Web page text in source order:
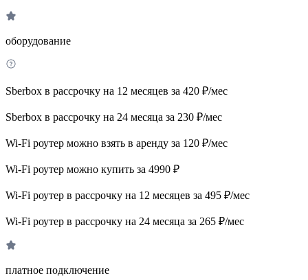
оборудование
Sberbox в рассрочку на 12 месяцев за 420 ₽/мес
Sberbox в рассрочку на 24 месяца за 230 ₽/мес
Wi-Fi роутер можно взять в аренду за 120 ₽/мес
Wi-Fi роутер можно купить за 4990 ₽
Wi-Fi роутер в рассрочку на 12 месяцев за 495 ₽/мес
Wi-Fi роутер в рассрочку на 24 месяца за 265 ₽/мес
платное подключение